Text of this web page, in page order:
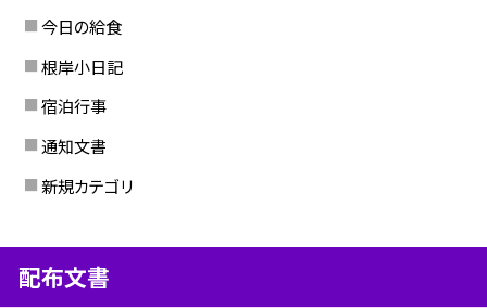
今日の給食
根岸小日記
宿泊行事
通知文書
新規カテゴリ
配布文書